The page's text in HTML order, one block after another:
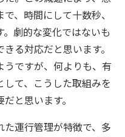
、時間にして十数秒、
劇的な変化ではないも
る対応だと思います。
うですが、何よりも、有
て、こうした取組みを
と思います。
運行管理が特徴で、多